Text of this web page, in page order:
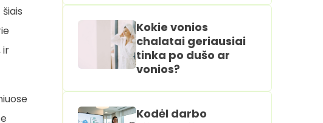
ir
Kokie vonios
chalatai geriausiai
tinka po dušo ar
vonios?
Kodėl darbo